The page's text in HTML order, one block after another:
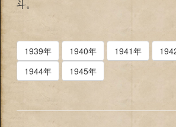
斗。
1939年 1940年 1941年
1944年
1945年